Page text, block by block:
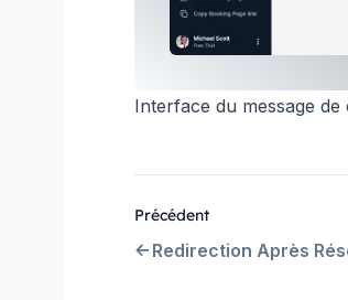
Interface du message
Précédent
Redirection Après